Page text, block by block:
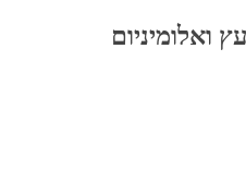
ואלומיניום